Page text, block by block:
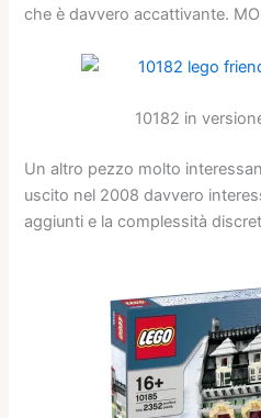
che è davvero accattivante.
10182 in
Un altro pezzo molto
uscito nel 2008 davvero
aggiunti e la complessità